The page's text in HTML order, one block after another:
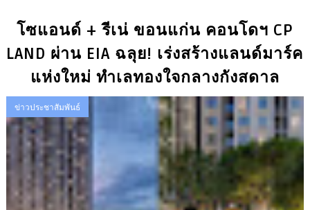
โซแอนด์ + รีเน่ ขอนแก่น คอนโดฯ CP
LAND ผ่าน EIA ฉลุย! เร่งสร้างแลนด์มาร์ค
แห่งใหม่ ทำเลทองใจกลางกังสดาล
ข่าวประชาสัมพันธ์